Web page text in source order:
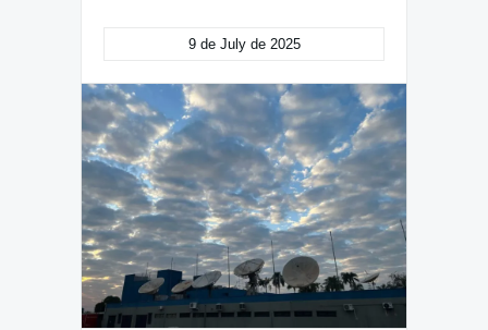
9 de July de 2025